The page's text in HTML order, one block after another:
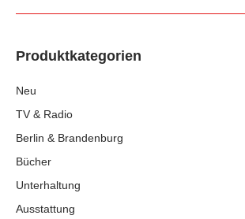
Produktkategorien
Neu
TV & Radio
Berlin & Brandenburg
Bücher
Unterhaltung
Ausstattung